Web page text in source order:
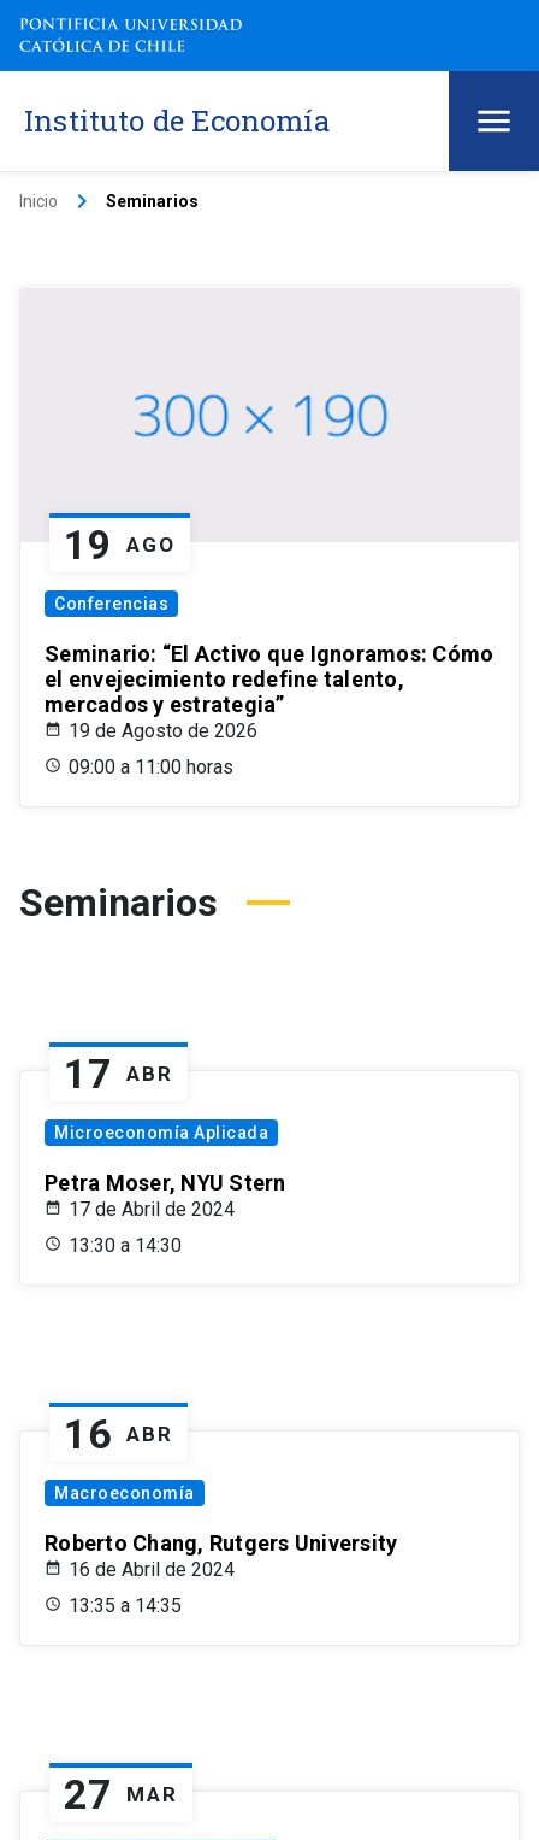
Instituto de Economía
Inicio keyboard_arrow_right Seminarios
19 AGO
Conferencias
Seminario: “El Activo que Ignoramos: Cómo
el envejecimiento redefine talento,
mercados y estrategia”
19 de Agosto de 2026
09:00 a 11:00 horas
Seminarios
17 ABR
Microeconomía Aplicada
Petra Moser, NYU Stern
17 de Abril de 2024
13:30 a 14:30
16 ABR
Macroeconomía
Roberto Chang, Rutgers University
16 de Abril de 2024
13:35 a 14:35
27 MAR